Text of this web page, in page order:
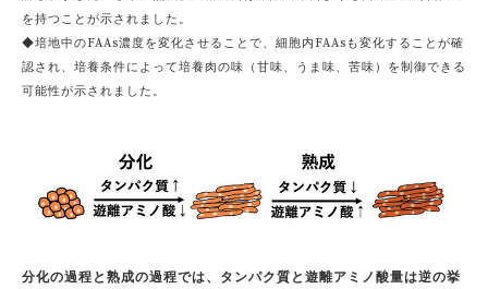
を持つことが示されました。
◆培地中のFAAs濃度を変化させることで、細胞内FAAsも変化することが確
認され、培養条件によって培養肉の味（甘味、うま味、苦味）を制御できる
可能性が示されました。
分化の過程と熟成の過程では、タンパク質と遊離アミノ酸量は逆の挙